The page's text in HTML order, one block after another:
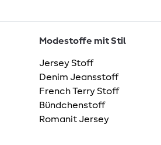
Modestoffe mit Stil
Jersey Stoff
Denim Jeansstoff
French Terry Stoff
Bündchenstoff
Romanit Jersey